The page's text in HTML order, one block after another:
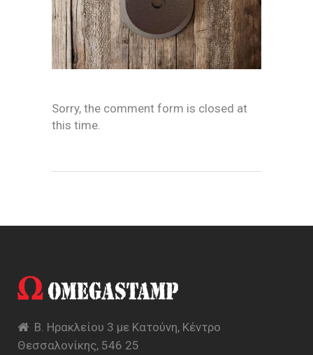
Sorry, the comment form is closed at
this time.
Β. Ηρακλείου 3 με Κατούνη, Κέντρο
Θεσσαλονίκης, 546 25